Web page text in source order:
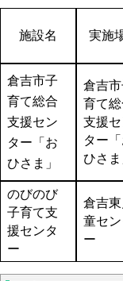
施設名 実施
倉吉市子
育て総合
支援セン
ター「お
ひさま」
倉吉
育て
支援
ター
ひさま
のびのび
子育て支
援センタ
ー
倉吉東
童セン
ー